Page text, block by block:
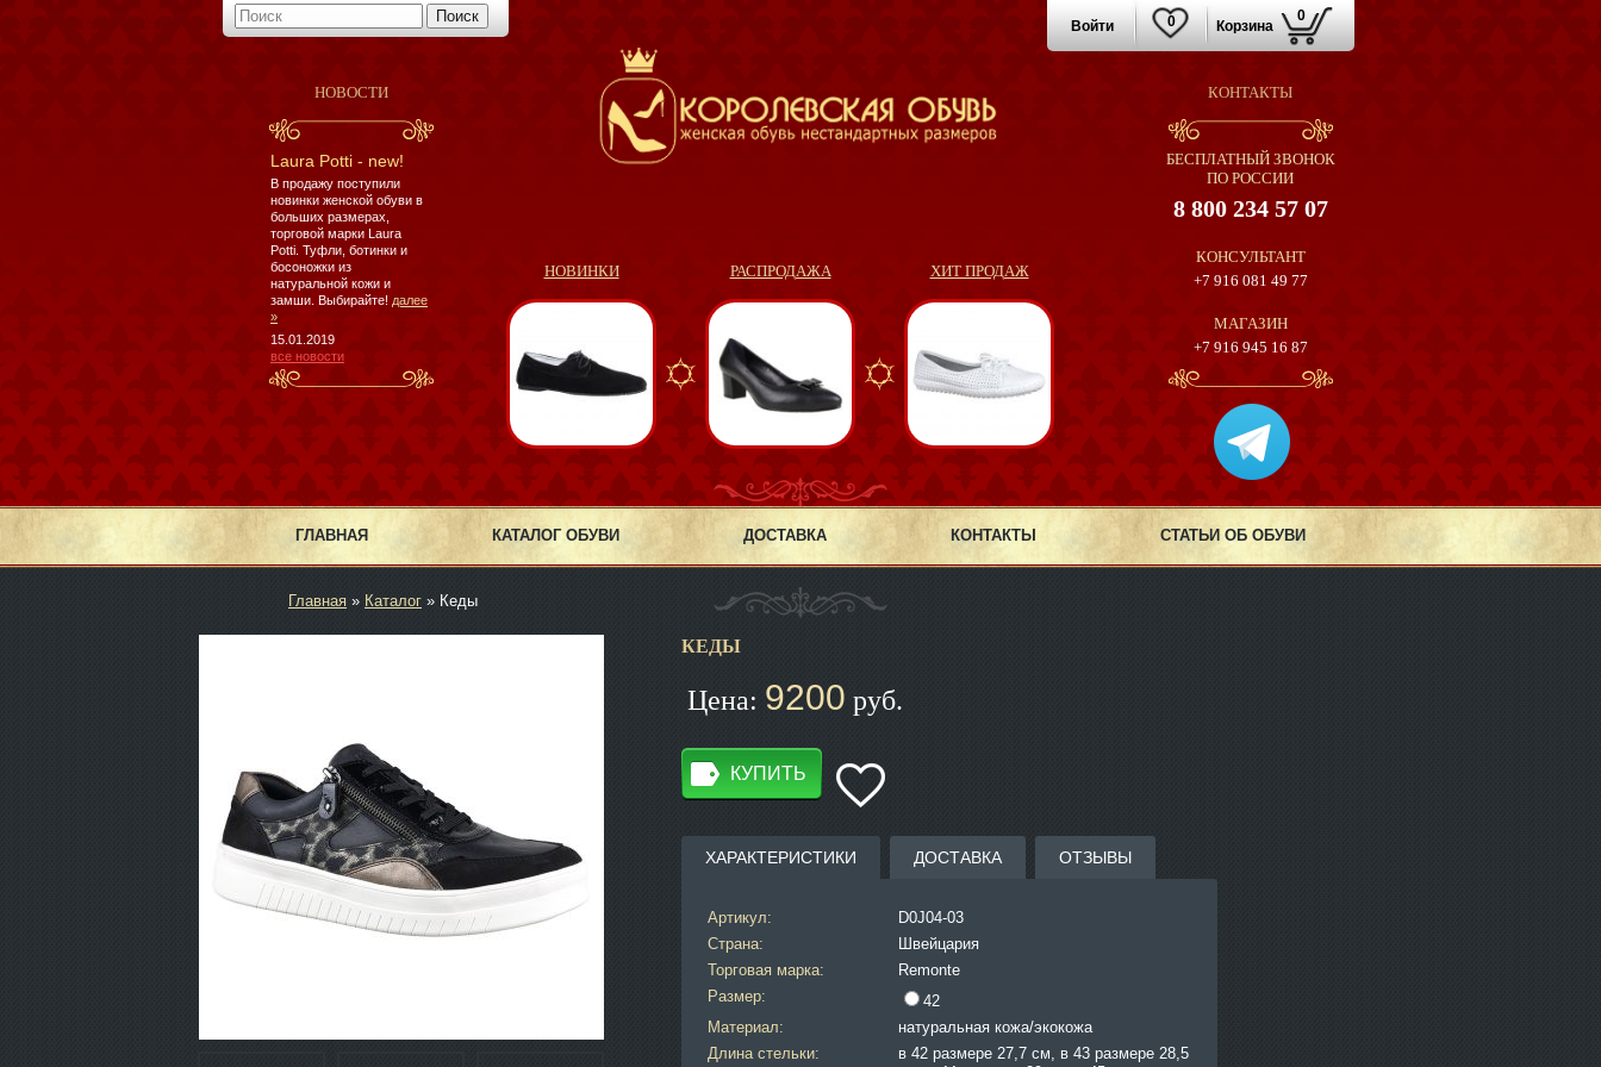
Корзина
0
0
Войти
НОВОСТИ
Laura Potti - new!
В продажу поступили
новинки женской обуви в
больших размерах,
торговой марки Laura
Potti. Туфли, ботинки и
босоножки из
натуральной кожи и
замши. Выбирайте! далее
»
15.01.2019
все новости
КОНТАКТЫ
БЕСПЛАТНЫЙ ЗВОНОК
ПО РОССИИ
8 800 234 57 07
КОНСУЛЬТАНТ
+7 916 081 49 77
МАГАЗИН
+7 916 945 16 87
НОВИНКИ РАСПРОДАЖА ХИТ ПРОДАЖ
ГЛАВНАЯ КАТАЛОГ ОБУВИ ДОСТАВКА КОНТАКТЫ СТАТЬИ ОБ ОБУВИ
Главная » Каталог » Кеды
КЕДЫ
Цена: 9200 руб.
КУПИТЬ
ХАРАКТЕРИСТИКИ ДОСТАВКА ОТЗЫВЫ
Артикул:
D0J04-03
Страна:
Швейцария
Торговая марка:
Remonte
Размер:
42
Материал:
натуральная кожа/экокожа
Длина стельки:
в 42 размере 27,7 см, в 43 размере 28,5